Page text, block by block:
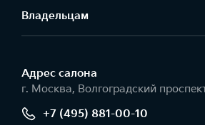
Владельцам
Адрес салонa
г. Москва, Волгоградский
+7 (495) 881-00-10